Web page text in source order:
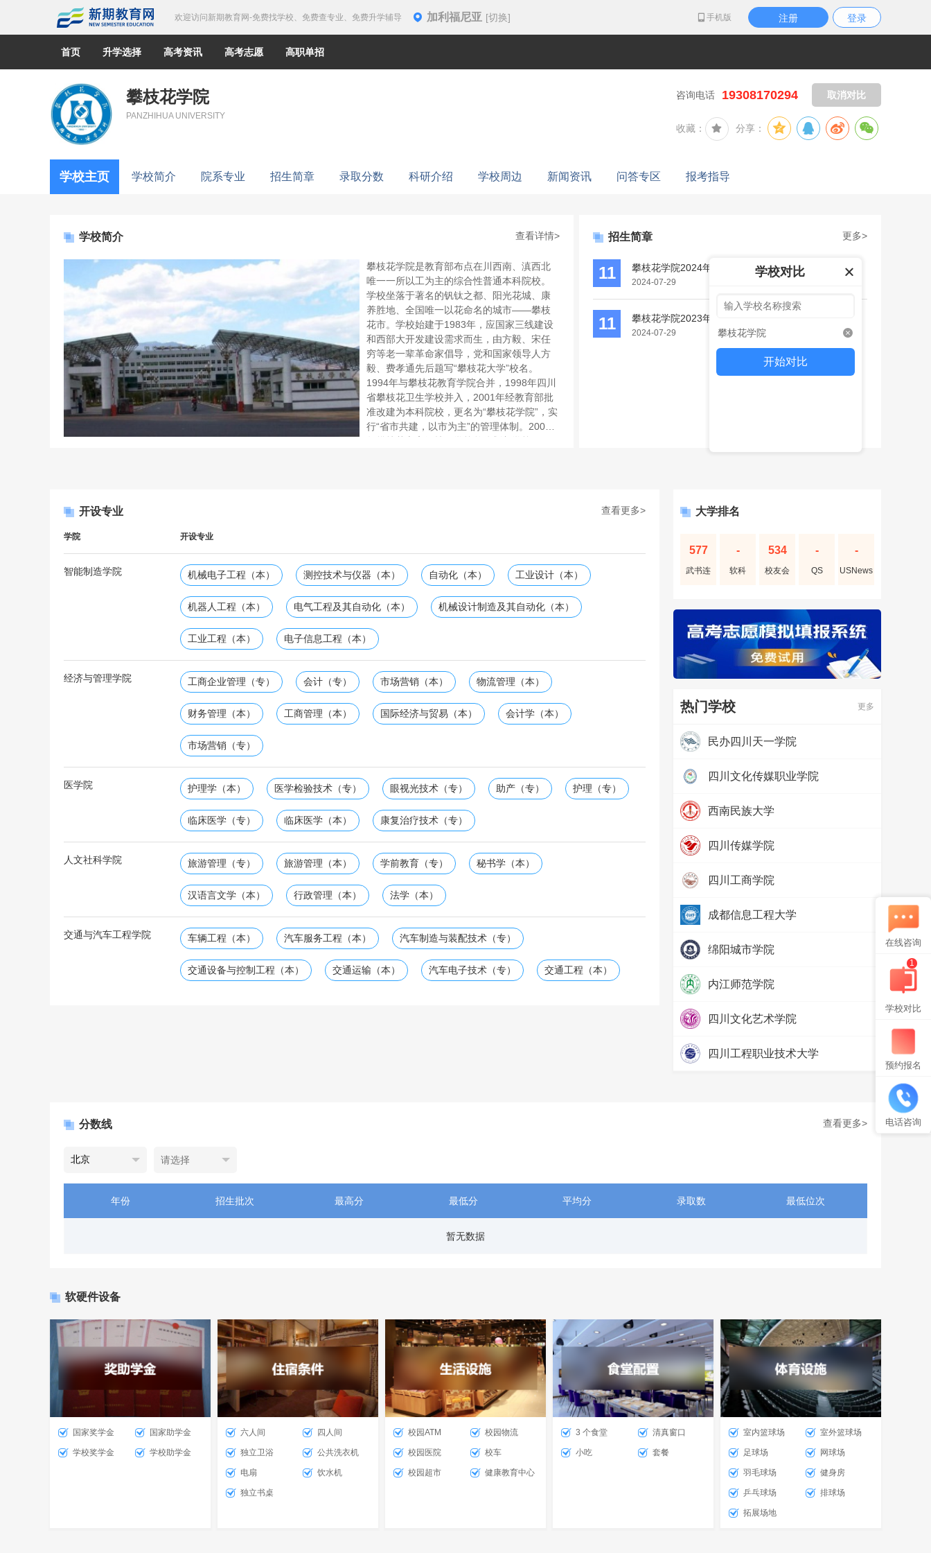
欢迎访问新期教育网-免费找学校、免费查专业、免费升学辅导 加利福尼亚 [切换] 手机版 注册 登录
首页 升学选择 高考资讯 高考志愿 高职单招
攀枝花学院
PANZHIHUA UNIVERSITY
取消对比
咨询电话 19308170294
收藏： 分享：
学校主页 学校简介 院系专业 招生简章 录取分数 科研介绍 学校周边 新闻资讯 问答专区 报考指导
学校简介 查看详情>
攀枝花学院是教育部布点在川西南、滇西北
唯一一所以工为主的综合性普通本科院校。
学校坐落于著名的钒钛之都、阳光花城、康
养胜地、全国唯一以花命名的城市——攀枝
花市。学校始建于1983年，应国家三线建设
和西部大开发建设需求而生，由方毅、宋任
穷等老一辈革命家倡导，党和国家领导人方
毅、费孝通先后题写“攀枝花大学”校名。
1994年与攀枝花教育学院合并，1998年四川
省攀枝花卫生学校并入，2001年经教育部批
准改建为本科院校，更名为“攀枝花学院”，实
行“省市共建，以市为主”的管理体制。2004
招生简章 更多>
11 攀枝花学院2024年招生章程
2024-07-29
11 攀枝花学院2023年招生章程
2024-07-29
开设专业 查看更多>
学院 开设专业
智能制造学院 机械电子工程（本） 测控技术与仪器（本） 自动化（本） 工业设计（本）
机器人工程（本） 电气工程及其自动化（本） 机械设计制造及其自动化（本）
工业工程（本） 电子信息工程（本）
经济与管理学院 工商企业管理（专） 会计（专） 市场营销（本） 物流管理（本）
财务管理（本） 工商管理（本） 国际经济与贸易（本） 会计学（本）
市场营销（专）
医学院 护理学（本） 医学检验技术（专） 眼视光技术（专） 助产（专） 护理（专）
临床医学（专） 临床医学（本） 康复治疗技术（专）
人文社科学院 旅游管理（专） 旅游管理（本） 学前教育（专） 秘书学（本）
汉语言文学（本） 行政管理（本） 法学（本）
交通与汽车工程学院 车辆工程（本） 汽车服务工程（本） 汽车制造与装配技术（专）
交通设备与控制工程（本） 交通运输（本） 汽车电子技术（专） 交通工程（本）
大学排名
577
武书连
-
软科
534
校友会
-
QS
-
USNews
热门学校 更多
民办四川天一学院
四川文化传媒职业学院
西南民族大学
四川传媒学院
四川工商学院
成都信息工程大学
绵阳城市学院
内江师范学院
四川文化艺术学院
四川工程职业技术大学
分数线 查看更多>
年份 招生批次 最高分 最低分 平均分 录取数 最低位次
暂无数据
软硬件设备
国家奖学金 国家助学金
学校奖学金 学校助学金
六人间 四人间
独立卫浴 公共洗衣机
电扇 饮水机
独立书桌
校园ATM 校园物流
校园医院 校车
校园超市 健康教育中心
3 个食堂 清真窗口
小吃 套餐
室内篮球场 室外篮球场
足球场 网球场
羽毛球场 健身房
乒乓球场 排球场
拓展场地
在线咨询
1
学校对比
预约报名
电话咨询
学校对比
攀枝花学院
开始对比